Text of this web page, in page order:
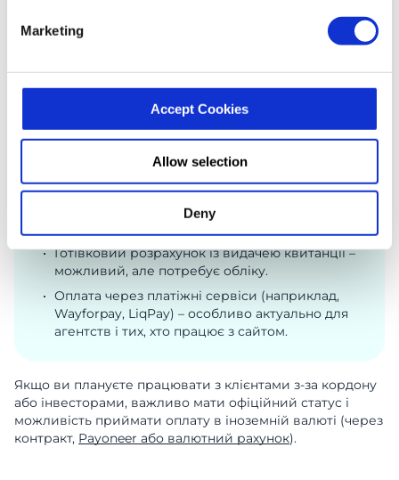
Marketing
Accept Cookies
Allow selection
Deny
Важливо: навіть у разі роботи з фізичними
особами у сфері оренди, наявність договору
оскаржити оплату.
Банківський переказ на рахунок ФОП –
Готівковий розрахунок із видачею квитанції –
можливий, але потребує обліку.
Оплата через платіжні сервіси (наприклад,
Wayforpay, LiqPay) – особливо актуально для
агентств і тих, хто працює з сайтом.
Якщо ви плануєте працювати з клієнтами з-за кордону
або інвесторами, важливо мати офіційний статус і
можливість приймати оплату в іноземній валюті (через
контракт, Payoneer або валютний рахунок).